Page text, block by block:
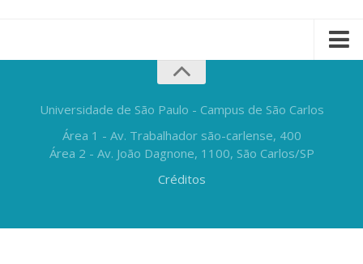
Universidade de São Paulo - Campus de São Carlos
Área 1 - Av. Trabalhador são-carlense, 400
Área 2 - Av. João Dagnone, 1100, São Carlos/SP
Créditos